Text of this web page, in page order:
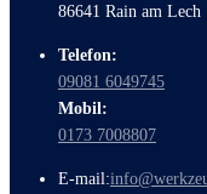
86641 Rain am Lech
Telefon:
09081 6049745
Mobil:
0173 7008807
E-mail: